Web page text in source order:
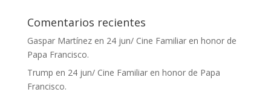
Comentarios recientes
Gaspar Martínezen 24 jun/ Cine Familiar en honor de
Papa Francisco.
Trump en 24 jun/ Cine Familiar en honor de Papa
Francisco.